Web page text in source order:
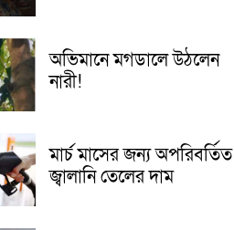
অভিমানে মগডালে উঠলেন
নারী!
মার্চ মাসের জন্য অপরিবর্তিত
জ্বালানি তেলের দাম